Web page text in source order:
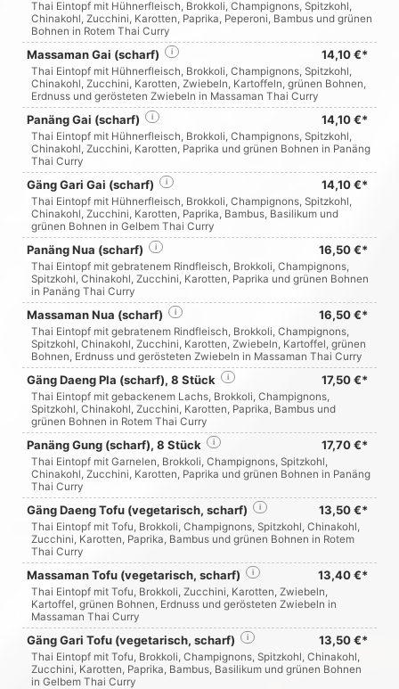
Thai Eintopf mit Hühnerfleisch, Brokkoli, Champignons, Spitzkohl,
Chinakohl, Zucchini, Karotten, Paprika, Peperoni, Bambus und grünen
Bohnen in Rotem Thai Curry
Massaman Gai (scharf) 14,10 €*
i
Thai Eintopf mit Hühnerfleisch, Brokkoli, Champignons, Spitzkohl,
Chinakohl, Zucchini, Karotten, Zwiebeln, Kartoffeln, grünen Bohnen,
Erdnuss und gerösteten Zwiebeln in Massaman Thai Curry
Panäng Gai (scharf) 14,10 €*
i
Thai Eintopf mit Hühnerfleisch, Brokkoli, Champignons, Spitzkohl,
Chinakohl, Zucchini, Karotten, Paprika und grünen Bohnen in Panäng
Thai Curry
Gäng Gari Gai (scharf) 14,10 €*
i
Thai Eintopf mit Hühnerfleisch, Brokkoli, Champignons, Spitzkohl,
Chinakohl, Zucchini, Karotten, Paprika, Bambus, Basilikum und
grünen Bohnen in Gelbem Thai Curry
Panäng Nua (scharf) 16,50 €*
i
Thai Eintopf mit gebratenem Rindfleisch, Brokkoli, Champignons,
Spitzkohl, Chinakohl, Zucchini, Karotten, Paprika und grünen Bohnen
in Panäng Thai Curry
Massaman Nua (scharf) 16,50 €*
i
Thai Eintopf mit gebratenem Rindfleisch, Brokkoli, Champignons,
Spitzkohl, Chinakohl, Zucchini, Karotten, Zwiebeln, Kartoffel, grünen
Bohnen, Erdnuss und gerösteten Zwiebeln in Massaman Thai Curry
Gäng Daeng Pla (scharf), 8 Stück 17,50 €*
i
Thai Eintopf mit gebackenem Lachs, Brokkoli, Champignons,
Spitzkohl, Chinakohl, Zucchini, Karotten, Paprika, Bambus und
grünen Bohnen in Rotem Thai Curry
Panäng Gung (scharf), 8 Stück 17,70 €*
i
Thai Eintopf mit Garnelen, Brokkoli, Champignons, Spitzkohl,
Chinakohl, Zucchini, Karotten, Paprika und grünen Bohnen in Panäng
Thai Curry
Gäng Daeng Tofu (vegetarisch, scharf) 13,50 €*
i
Thai Eintopf mit Tofu, Brokkoli, Champignons, Spitzkohl, Chinakohl,
Zucchini, Karotten, Paprika, Bambus und grünen Bohnen in Rotem
Thai Curry
Massaman Tofu (vegetarisch, scharf) 13,40 €*
i
Thai Eintopf mit Tofu, Brokkoli, Zucchini, Karotten, Zwiebeln,
Kartoffel, grünen Bohnen, Erdnuss und gerösteten Zwiebeln in
Massaman Thai Curry
Gäng Gari Tofu (vegetarisch, scharf) 13,50 €*
i
Thai Eintopf mit Tofu, Brokkoli, Champignons, Spitzkohl, Chinakohl,
Zucchini, Karotten, Paprika, Bambus, Basilikum und grünen Bohnen
in Gelbem Thai Curry